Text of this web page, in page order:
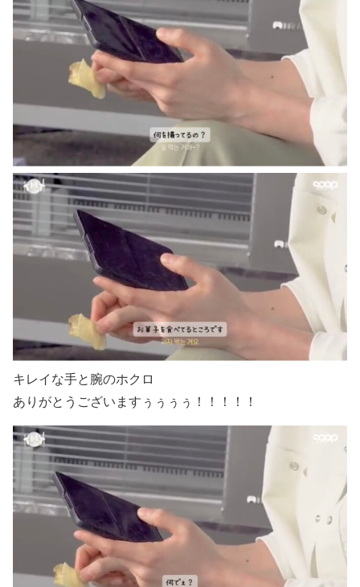
キレイな手と腕のホクロ
ありがとうございますぅぅぅぅ！！！！！